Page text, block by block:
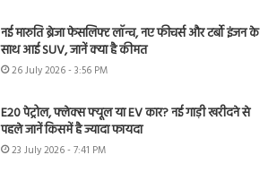
नई मारुति ब्रेजा फेसलिफ्ट लॉन्च, नए फीचर्स और टर्बो इंजन के
साथ आई SUV, जानें क्या है कीमत
26 July 2026 - 3:56 PM
E20 पेट्रोल, फ्लेक्स फ्यूल या EV कार? नई गाड़ी खरीदने से
पहले जानें किसमें है ज्यादा फायदा
23 July 2026 - 7:41 PM